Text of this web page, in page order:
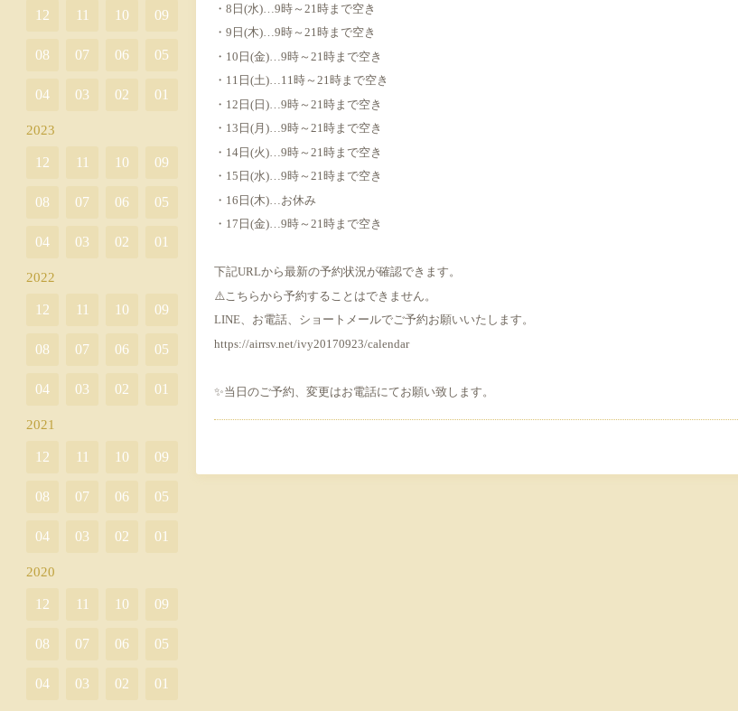
・8日(水)…9時～21時まで空き
・9日(木)…9時～21時まで空き
・10日(金)…9時～21時まで空き
・11日(土)…11時～21時まで空き
・12日(日)…9時～21時まで空き
・13日(月)…9時～21時まで空き
・14日(火)…9時～21時まで空き
・15日(水)…9時～21時まで空き
・16日(木)…お休み
・17日(金)…9時～21時まで空き
下記URLから最新の予約状況が確認できます。
⚠️こちらから予約することはできません。
LINE、お電話、ショートメールでご予約お願いいたします。
https://airrsv.net/ivy20170923/calendar
✨当日のご予約、変更はお電話にてお願い致します。
12 11 10 09
08 07 06 05
04 03 02 01
2023
12 11 10 09
08 07 06 05
04 03 02 01
2022
12 11 10 09
08 07 06 05
04 03 02 01
2021
12 11 10 09
08 07 06 05
04 03 02 01
2020
12 11 10 09
08 07 06 05
04 03 02 01